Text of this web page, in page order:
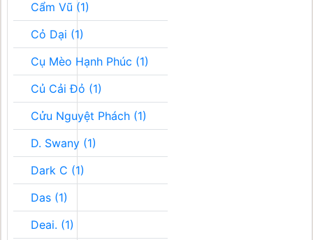
Cẩm Vũ (1)
Cỏ Dại (1)
Cụ Mèo Hạnh Phúc (1)
Củ Cải Đỏ (1)
Cửu Nguyệt Phách (1)
D. Swany (1)
Dark C (1)
Das (1)
Deai. (1)